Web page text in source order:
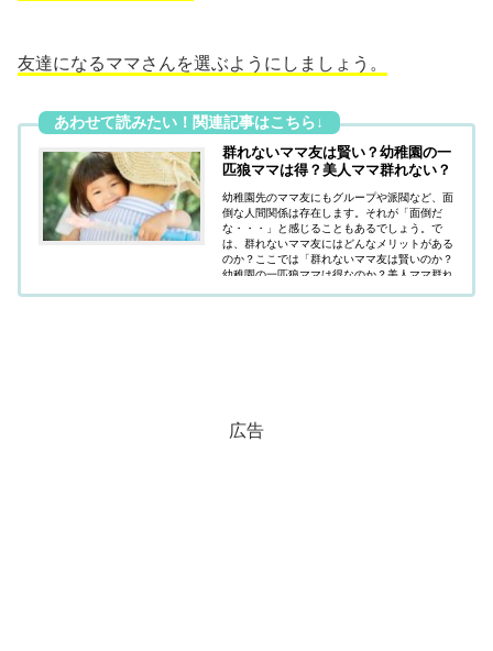
友達になるママさんを選ぶようにしましょう。
群れないママ友は賢い？幼稚園の一
匹狼ママは得？美人ママ群れない？
幼稚園先のママ友にもグループや派閥など、面
倒な人間関係は存在します。それが「面倒だ
な・・・」と感じることもあるでしょう。で
は、群れないママ友にはどんなメリットがある
のか？ここでは「群れないママ友は賢いのか？
幼稚園の一匹狼ママは得なのか？美人ママ群れ
広告